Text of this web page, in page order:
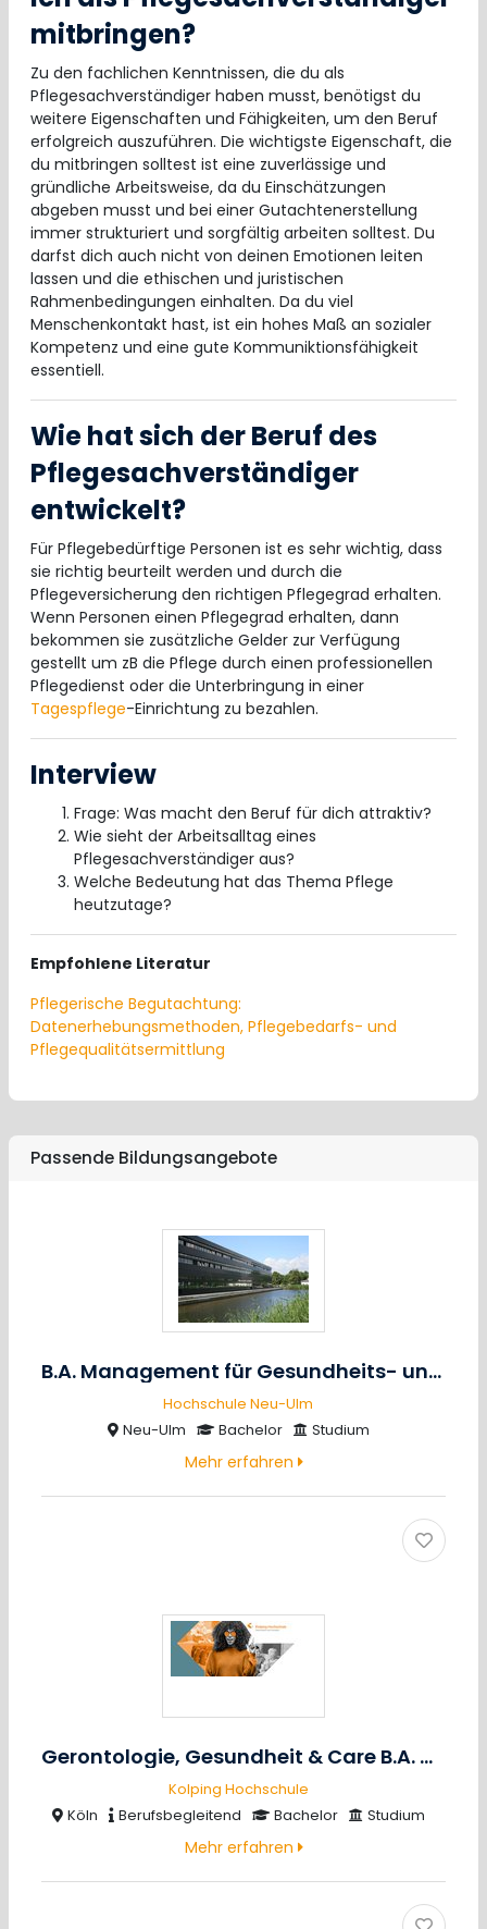
mitbringen?
Zu den fachlichen Kenntnissen, die du als
Pflegesachverständiger haben musst, benötigst du
weitere Eigenschaften und Fähigkeiten, um den Beruf
erfolgreich auszuführen. Die wichtigste Eigenschaft, die
du mitbringen solltest ist eine zuverlässige und
gründliche Arbeitsweise, da du Einschätzungen
abgeben musst und bei einer Gutachtenerstellung
immer strukturiert und sorgfältig arbeiten solltest. Du
darfst dich auch nicht von deinen Emotionen leiten
lassen und die ethischen und juristischen
Rahmenbedingungen einhalten. Da du viel
Menschenkontakt hast, ist ein hohes Maß an sozialer
Kompetenz und eine gute Kommuniktionsfähigkeit
essentiell.
Wie hat sich der Beruf des
Pflegesachverständiger
entwickelt?
Für Pflegebedürftige Personen ist es sehr wichtig, dass
sie richtig beurteilt werden und durch die
Pflegeversicherung den richtigen Pflegegrad erhalten.
Wenn Personen einen Pflegegrad erhalten, dann
bekommen sie zusätzliche Gelder zur Verfügung
gestellt um zB die Pflege durch einen professionellen
Pflegedienst oder die Unterbringung in einer
Tagespflege-Einrichtung zu bezahlen.
Interview
Frage: Was macht den Beruf für dich attraktiv?
Wie sieht der Arbeitsalltag eines
Pflegesachverständiger aus?
Welche Bedeutung hat das Thema Pflege
heutzutage?
Empfohlene Literatur
Pflegerische Begutachtung:
Datenerhebungsmethoden, Pflegebedarfs- und
Pflegequalitätsermittlung
Passende Bildungsangebote
B.A. Management für Gesundheits- und Pflegeberufe
Hochschule Neu-Ulm
Neu-Ulm
Bachelor Studium
Mehr erfahren
Gerontologie, Gesundheit & Care B.A.
m/w/d
Kolping Hochschule
Köln
Berufsbegleitend Bachelor Studium
Mehr erfahren